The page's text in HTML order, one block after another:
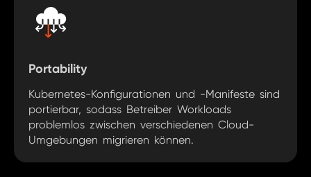
Portability
Kubernetes-Konfigurationen und -Manifeste sind
portierbar, sodass Betreiber Workloads
problemlos zwischen verschiedenen Cloud-
Umgebungen migrieren können.